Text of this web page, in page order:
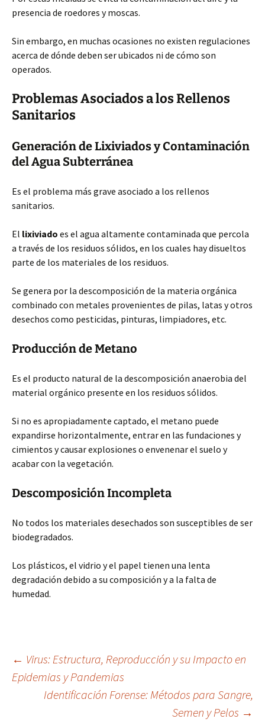
presencia de roedores y moscas.
Sin embargo, en muchas ocasiones no existen regulaciones
acerca de dónde deben ser ubicados ni de cómo son
operados.
Problemas Asociados a los Rellenos
Sanitarios
Generación de Lixiviados y Contaminación
del Agua Subterránea
Es el problema más grave asociado a los rellenos
sanitarios.
El lixiviado es el agua altamente contaminada que percola
a través de los residuos sólidos, en los cuales hay disueltos
parte de los materiales de los residuos.
Se genera por la descomposición de la materia orgánica
combinado con metales provenientes de pilas, latas y otros
desechos como pesticidas, pinturas, limpiadores, etc.
Producción de Metano
Es el producto natural de la descomposición anaerobia del
material orgánico presente en los residuos sólidos.
Si no es apropiadamente captado, el metano puede
expandirse horizontalmente, entrar en las fundaciones y
cimientos y causar explosiones o envenenar el suelo y
acabar con la vegetación.
Descomposición Incompleta
No todos los materiales desechados son susceptibles de ser
biodegradados.
Los plásticos, el vidrio y el papel tienen una lenta
degradación debido a su composición y a la falta de
humedad.
Navegación
← Virus: Estructura, Reproducción y su Impacto en
Epidemias y Pandemias
Identificación Forense: Métodos para Sangre,
Semen y Pelos →